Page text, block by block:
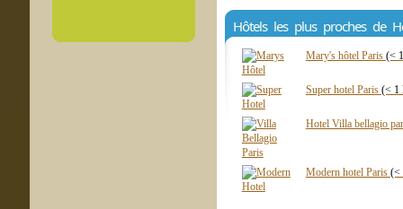
Hôtels les plus proches de
Mary's hôtel Paris (<
Super hotel Paris (< 1
Hotel Villa bellagio
Modern hotel Paris (<